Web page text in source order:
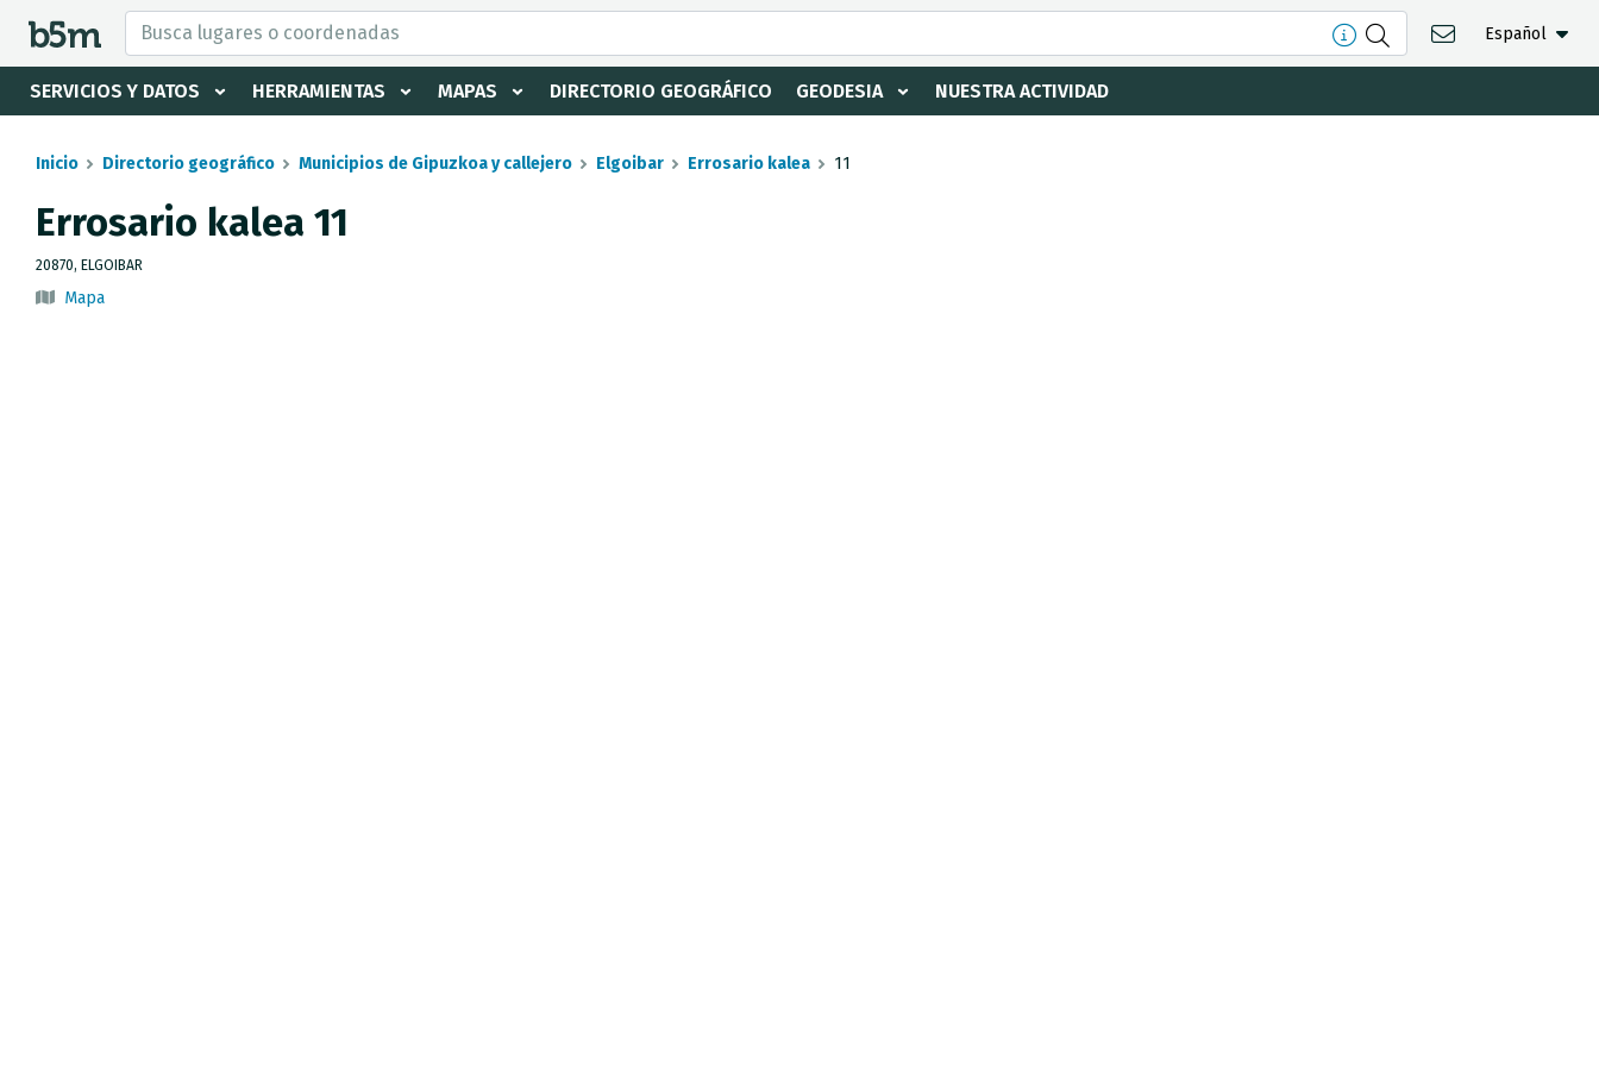
Español
SERVICIOS Y DATOS HERRAMIENTAS MAPAS DIRECTORIO GEOGRÁFICO GEODESIA NUESTRA ACTIVIDAD
Buscador y directorio
Inicio Directorio geográfico Municipios de Gipuzkoa y callejero Elgoibar Errosario kalea 11
Errosario kalea 11
20870, ELGOIBAR
Mapa